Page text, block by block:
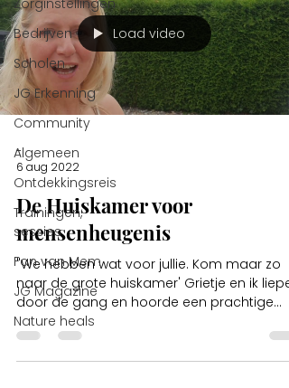
Zorginstellingen
Bedrijven
Scholen
JG Erkenning
Community
Algemeen
Ontdekkingsreis
Trainingen,
sessies
Fan van Mem
JG Magazine
Nature heals
Load video
-
6 aug 2022
De Huiskamer voor
mensenheugenis
"We hebben wat voor jullie. Kom maar zo
naar de grote huiskamer' Grietje en ik
door de gang en hoorde een prachtige
vrouwen en...